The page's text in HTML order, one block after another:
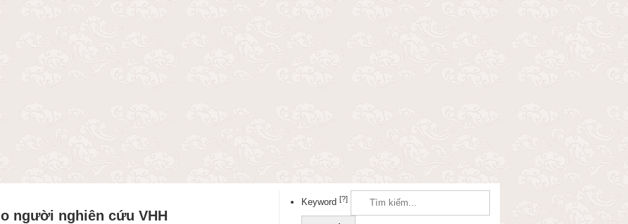
người nghiên cứu VHH
Keyword[?]